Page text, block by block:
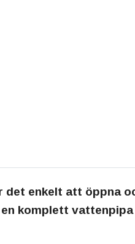
det enkelt att öppna
komplett